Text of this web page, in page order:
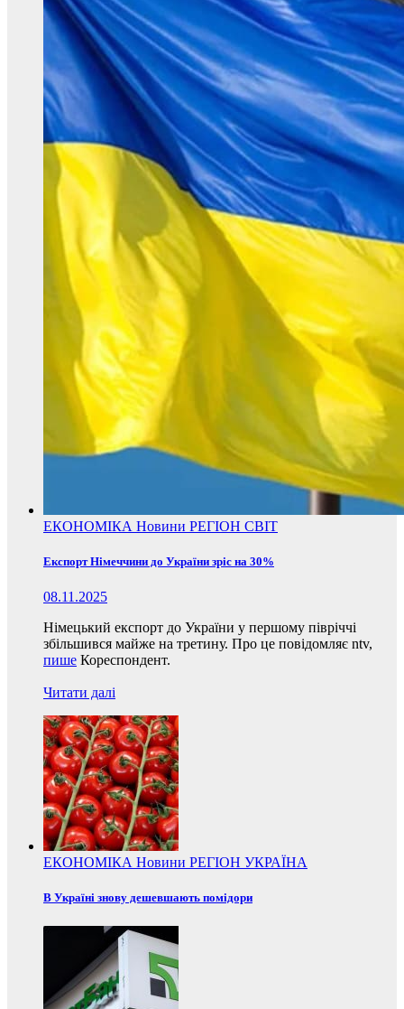
ЕКОНОМІКА Новини РЕГІОН СВІТ
Експорт Німеччини до України зріс на 30%
08.11.2025
Німецький експорт до України у першому півріччі
збільшився майже на третину. Про це повідомляє ntv,
пише Кореспондент.
Читати далі
ЕКОНОМІКА Новини РЕГІОН УКРАЇНА
В Україні знову дешевшають помідори